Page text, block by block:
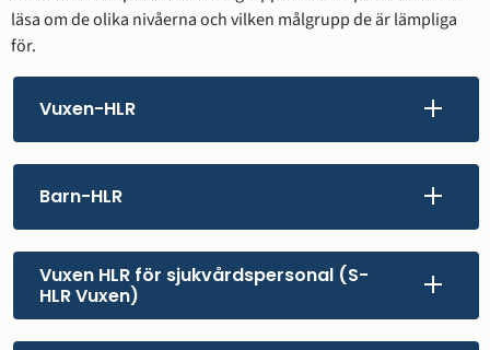
läsa om de olika nivåerna och vilken målgrupp de är lämpliga
för.
Vuxen-HLR
Barn-HLR
Vuxen HLR för sjukvårdspersonal (S-
HLR Vuxen)